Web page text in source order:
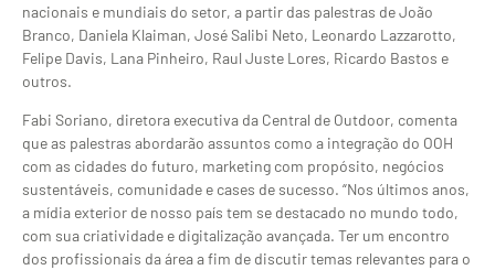
nacionais e mundiais do setor, a partir das palestras de João
Branco, Daniela Klaiman, José Salibi Neto, Leonardo Lazzarotto,
Felipe Davis, Lana Pinheiro, Raul Juste Lores, Ricardo Bastos e
outros.
Fabi Soriano, diretora executiva da Central de Outdoor, comenta
que as palestras abordarão assuntos como a integração do OOH
com as cidades do futuro, marketing com propósito, negócios
sustentáveis, comunidade e cases de sucesso. “Nos últimos anos,
a mídia exterior de nosso país tem se destacado no mundo todo,
com sua criatividade e digitalização avançada. Ter um encontro
dos profissionais da área a fim de discutir temas relevantes para o